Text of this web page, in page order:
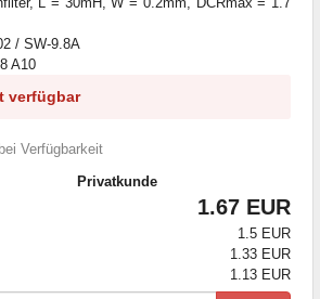
/ SW-9.8A
A10
verfügbar
Verfügbarkeit
Privatkunde
1.67 EUR
1.5 EUR
1.33 EUR
1.13 EUR